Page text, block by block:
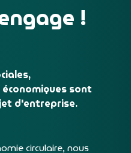
!
sont
d'entreprise.
circulaire, nous